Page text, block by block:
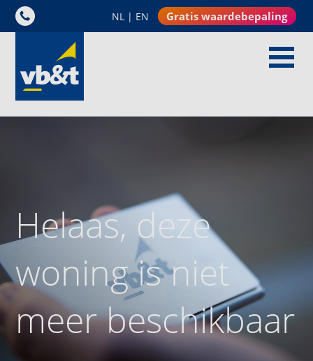
NL | EN Gratis waardebepaling
Helaas, deze
woning is niet
meer beschikbaar